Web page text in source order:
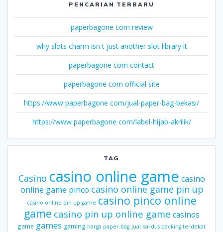
PENCARIAN TERBARU
paperbagone com review
why slots charm isn t just another slot library it
paperbagone com contact
paperbagone com official site
https://www paperbagone com/jual-paper-bag-bekasi/
https://www paperbagone com/label-hijab-akrilik/
TAG
Casino casino online game casino
online game pinco casino online game pin up
casino online pin up game casino pinco online
game casino pin up online game casinos
game games gaming harga paper bag jual kardus packing terdekat